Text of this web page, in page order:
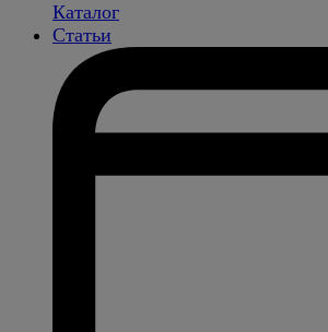
Каталог
Статьи